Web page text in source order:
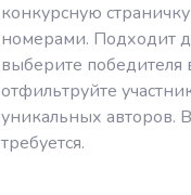
конкурсную
номерами. Подходит
выберите победителя
отфильтруйте
уникальных авторов.
требуется.